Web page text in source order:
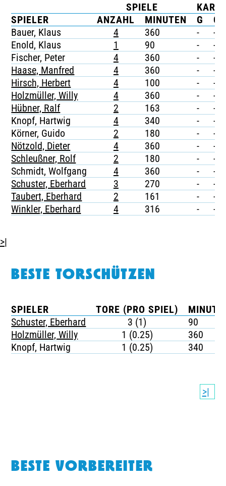
TICKETING
SPIELE
SPIELER
ANZAHL MINUTEN G
G/
Bauer, Klaus
4 360 -
-
Enold, Klaus
1 90 -
-
Fischer, Peter
4 360 -
-
Haase, Manfred
4 360 -
-
Hirsch, Herbert
4 100 -
-
Holzmüller, Willy
4 360 -
-
Hübner, Ralf
2 163 -
-
Knopf, Hartwig
4 340 -
-
Körner, Guido
2 180 -
-
Nötzold, Dieter
4 360 -
-
Schleußner, Rolf
2 180 -
-
Schmidt, Wolfgang
4 360 -
-
Schuster, Eberhard
3 270 -
-
Taubert, Eberhard
2 161 -
-
Winkler, Eberhard
4 316 - -
>|
BESTE TORSCHÜTZEN
SPIELER TORE (PRO SPIEL)
Schuster, Eberhard
3 (1)
90
Holzmüller, Willy
1 (0.25)
360
Knopf, Hartwig
1 (0.25) 340
>|
BESTE VORBEREITER